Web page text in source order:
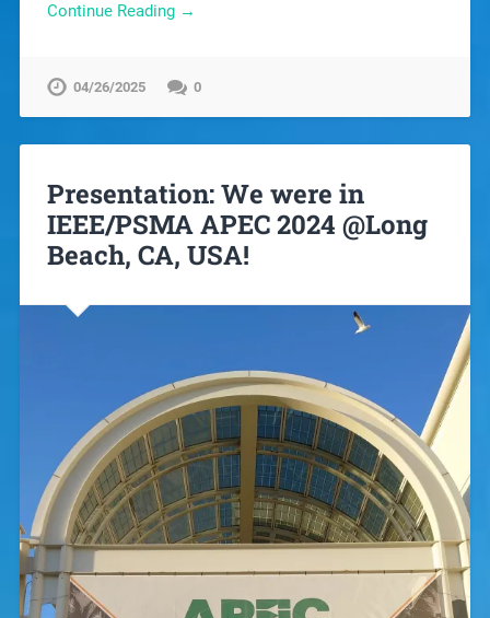
Continue Reading →
04/26/2025 0
Presentation: We were in
IEEE/PSMA APEC 2024 @Long
Beach, CA, USA!